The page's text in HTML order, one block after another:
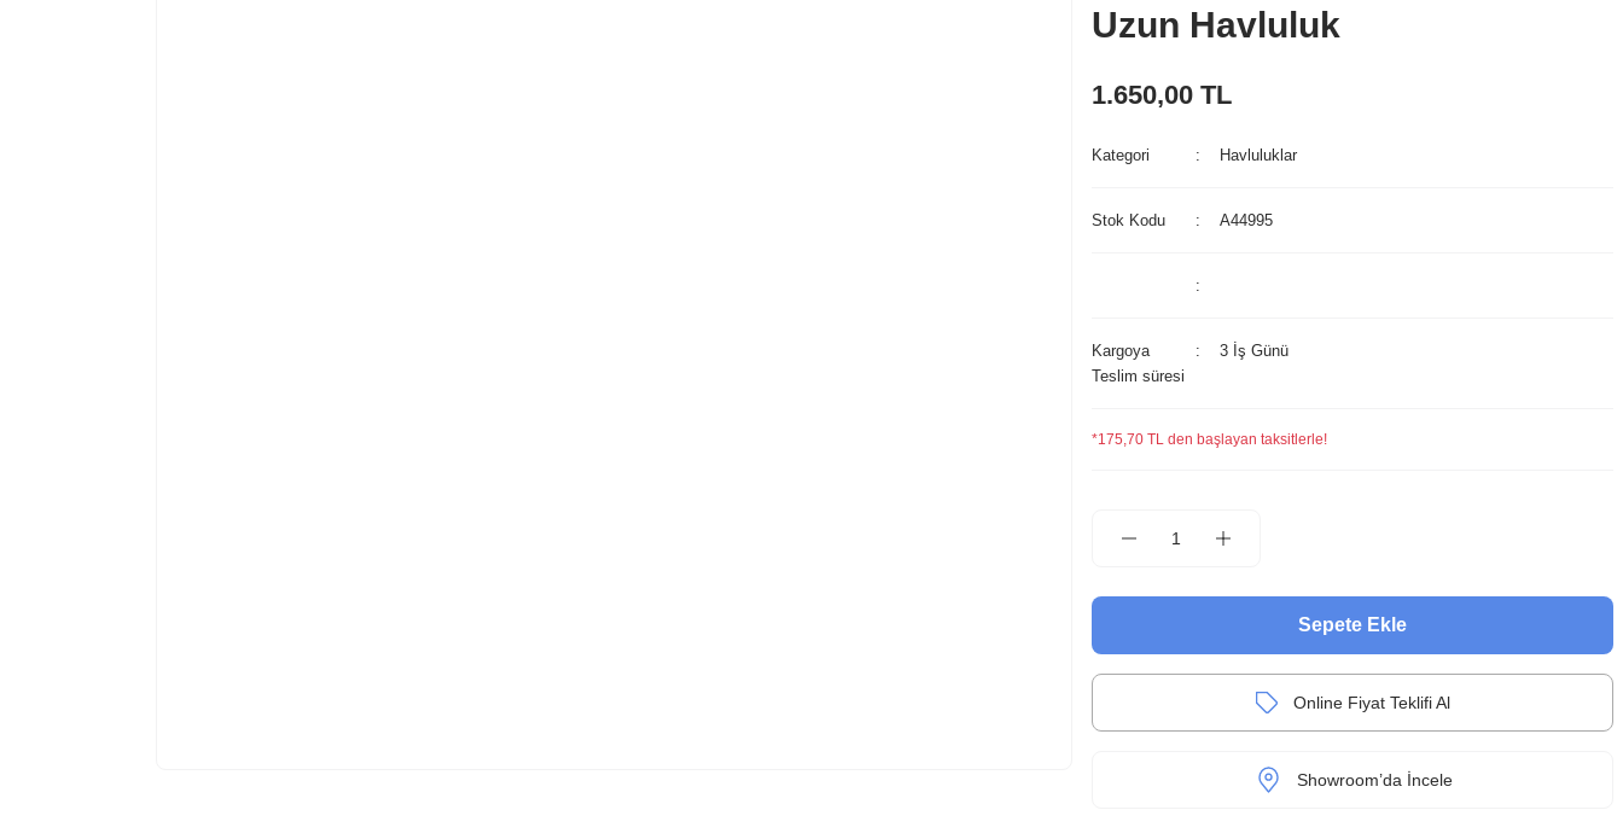
Uzun Havluluk
1.650,00 TL
Kategori Havluluklar
Stok Kodu A44995
Kargoya
Teslim süresi
3 İş Günü
*175,70 TL den başlayan taksitlerle!
Sepete Ekle
Online Fiyat Teklifi Al
Showroom’da İncele